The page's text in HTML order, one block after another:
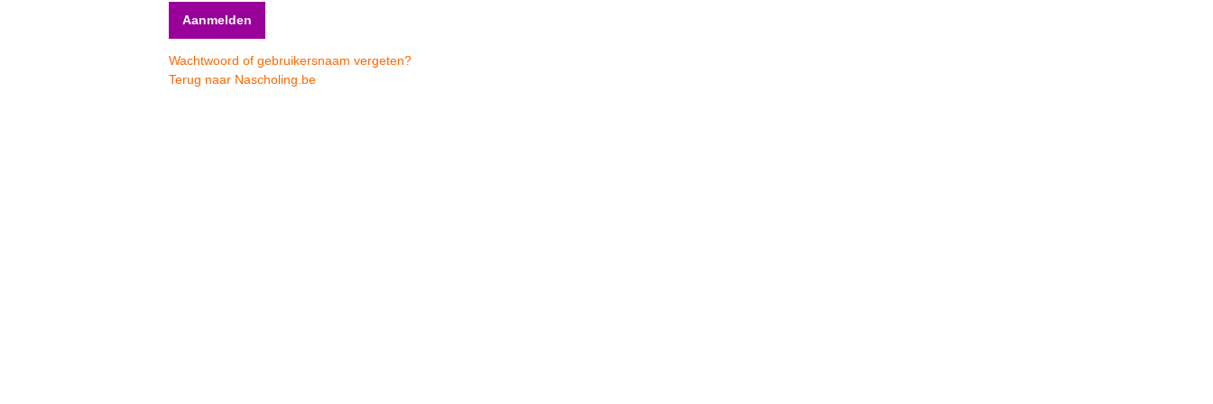
Wachtwoord of gebruikersnaam vergeten?
Terug naar Nascholing.be